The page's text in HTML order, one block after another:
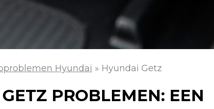
Hyundai » Hyundai Getz
PROBLEMEN: EEN